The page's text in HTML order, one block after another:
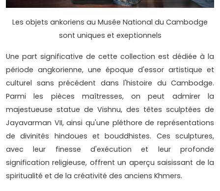
Les objets ankoriens au Musée National du Cambodge
sont uniques et exeptionnels
Une part significative de cette collection est dédiée à la
période angkorienne, une époque d'essor artistique et
culturel sans précédent dans l'histoire du Cambodge.
Parmi les pièces maîtresses, on peut admirer la
majestueuse statue de Vishnu, des têtes sculptées de
Jayavarman VII, ainsi qu'une pléthore de représentations
de divinités hindoues et bouddhistes. Ces sculptures,
avec leur finesse d'exécution et leur profonde
signification religieuse, offrent un aperçu saisissant de la
spiritualité et de la créativité des anciens Khmers.